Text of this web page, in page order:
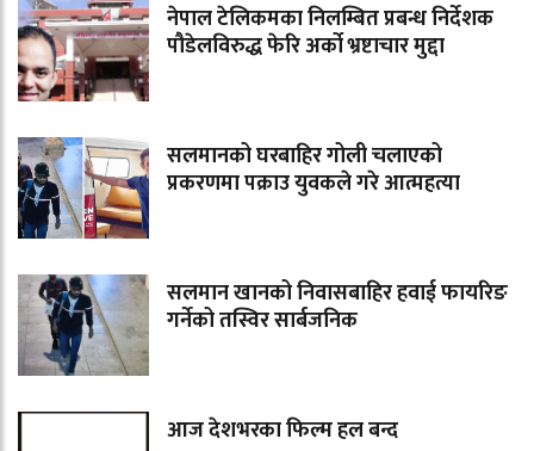
नेपाल टेलिकमका निलम्बित प्रबन्ध निर्देशक
पौडेलविरुद्ध फेरि अर्को भ्रष्टाचार मुद्दा
सलमानको घरबाहिर गोली चलाएको
प्रकरणमा पक्राउ युवकले गरे आत्महत्या
सलमान खानको निवासबाहिर हवाई फायरिङ
गर्नेको तस्विर सार्बजनिक
आज देशभरका फिल्म हल बन्द